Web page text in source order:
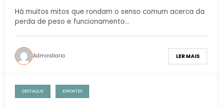
Há muitos mitos que rondam o senso comum acerca da
perda de peso e funcionamento…
Admindiario LER MAIS
DESTAQUE ESPORTES